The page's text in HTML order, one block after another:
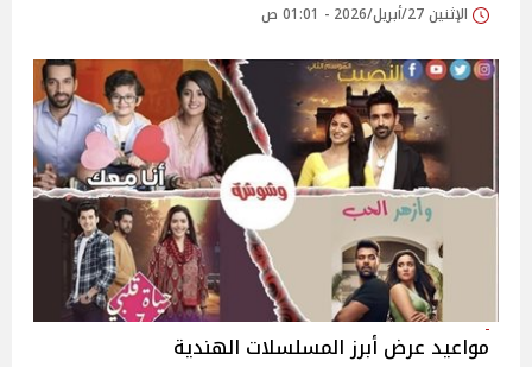
الإثنين 27/أبريل/2026 - 01:01 ص
مواعيد عرض أبرز المسلسلات الهندية